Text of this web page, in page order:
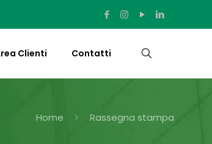
Clienti Contatti
Home Rassegna stampa